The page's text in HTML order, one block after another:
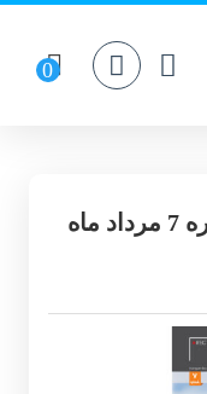
ماهنامه همگام با صنعت شماره 7 مرداد ماه